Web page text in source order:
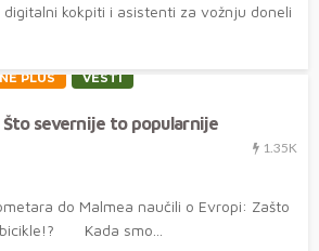
kokpiti i asistenti za vožnju doneli
PLUS VESTI
Što severnije to popularnije
1.35K
do Malmea naučili o Evropi: Zašto
Kada smo...